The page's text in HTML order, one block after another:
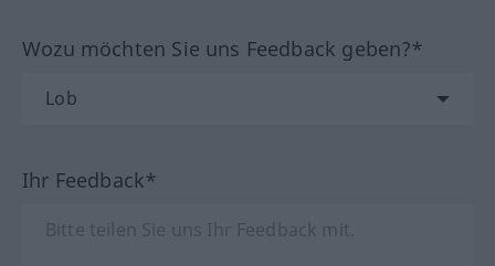
Wozu möchten Sie uns Feedback geben?*
Ihr Feedback*